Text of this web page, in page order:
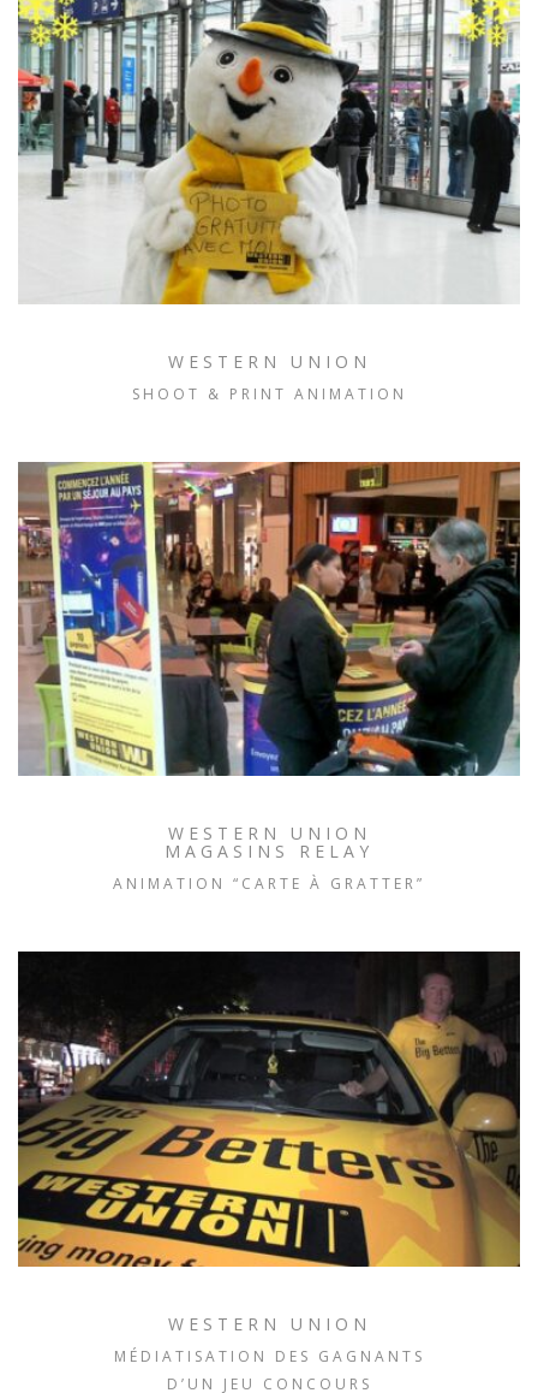
WESTERN UNION
SHOOT & PRINT ANIMATION
WESTERN UNION
MAGASINS RELAY
ANIMATION “CARTE À GRATTER”
WESTERN UNION
MÉDIATISATION DES GAGNANTS
D’UN JEU CONCOURS